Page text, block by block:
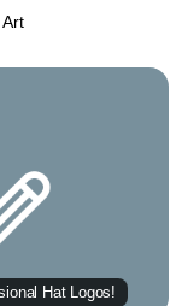
Art
Hat Logos!